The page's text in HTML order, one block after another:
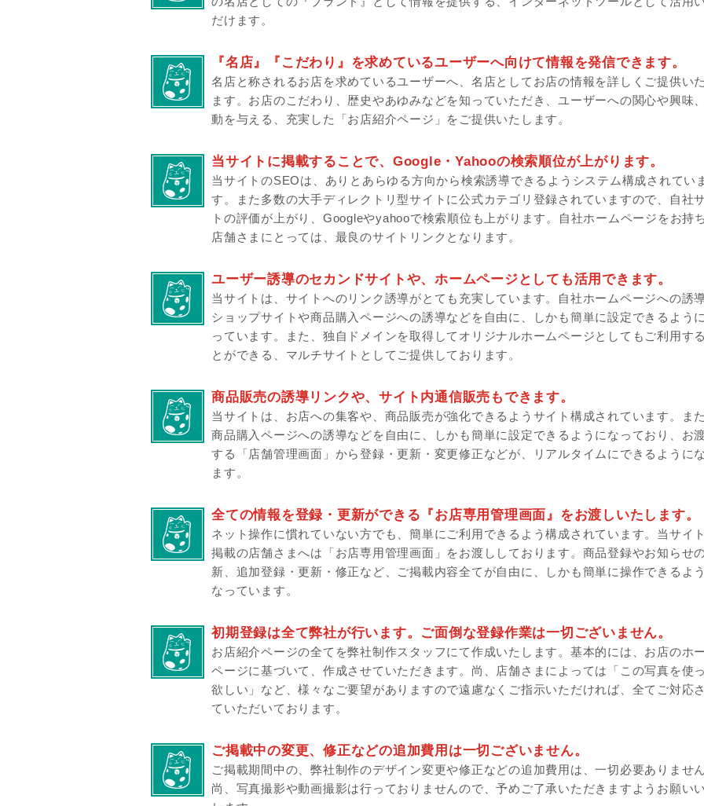
だけます。
『名店』『こだわり』を求めているユーザーへ向けて情報を発信できます。
名店と称されるお店を求めているユーザーへ、名店としてお店の情報を詳しくご提供い
ます。お店のこだわり、歴史やあゆみなどを知っていただき、ユーザーへの関心や興味
動を与える、充実した「お店紹介ページ」をご提供いたします。
当サイトに掲載することで、Google・Yahooの検索順位が上がります。
当サイトのSEOは、ありとあらゆる方向から検索誘導できるようシステム構成されてい
す。また多数の大手ディレクトリ型サイトに公式カテゴリ登録されていますので、自社
トの評価が上がり、Googleやyahooで検索順位も上がります。自社ホームページをお持
店舗さまにとっては、最良のサイトリンクとなります。
ユーザー誘導のセカンドサイトや、ホームページとしても活用できます。
当サイトは、サイトへのリンク誘導がとても充実しています。自社ホームページへの誘導
ショップサイトや商品購入ページへの誘導などを自由に、しかも簡単に設定できるよう
っています。また、独自ドメインを取得してオリジナルホームページとしてもご利用す
とができる、マルチサイトとしてご提供しております。
商品販売の誘導リンクや、サイト内通信販売もできます。
当サイトは、お店への集客や、商品販売が強化できるようサイト構成されています。また
商品購入ページへの誘導などを自由に、しかも簡単に設定できるようになっており、お
する「店舗管理画面」から登録・更新・変更修正などが、リアルタイムにできるように
ます。
全ての情報を登録・更新ができる『お店専用管理画面』をお渡しいたします。
ネット操作に慣れていない方でも、簡単にご利用できるよう構成されています。当サイ
掲載の店舗さまへは「お店専用管理画面」をお渡ししております。商品登録やお知らせ
新、追加登録・更新・修正など、ご掲載内容全てが自由に、しかも簡単に操作できるよ
なっています。
初期登録は全て弊社が行います。ご面倒な登録作業は一切ございません。
お店紹介ページの全てを弊社制作スタッフにて作成いたします。基本的には、お店のホ
ページに基づいて、作成させていただきます。尚、店舗さまによっては「この写真を使
欲しい」など、様々なご要望がありますので遠慮なくご指示いただければ、全てご対応
ていただいております。
ご掲載中の変更、修正などの追加費用は一切ございません。
ご掲載期間中の、弊社制作のデザイン変更や修正などの追加費用は、一切必要ありません
尚、写真撮影や動画撮影は行っておりませんので、予めご了承いただきますようお願い